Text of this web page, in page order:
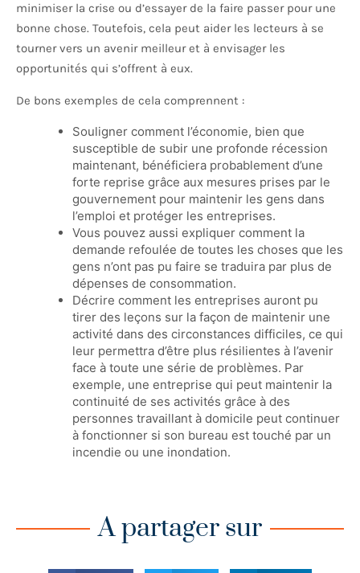
minimiser la crise ou d’essayer de la faire passer pour une
bonne chose. Toutefois, cela peut aider les lecteurs à se
tourner vers un avenir meilleur et à envisager les
opportunités qui s’offrent à eux.
De bons exemples de cela comprennent :
Souligner comment l’économie, bien que
susceptible de subir une profonde récession
maintenant, bénéficiera probablement d’une
forte reprise grâce aux mesures prises par le
gouvernement pour maintenir les gens dans
l’emploi et protéger les entreprises.
Vous pouvez aussi expliquer comment la
demande refoulée de toutes les choses que les
gens n’ont pas pu faire se traduira par plus de
dépenses de consommation.
Décrire comment les entreprises auront pu
tirer des leçons sur la façon de maintenir une
activité dans des circonstances difficiles, ce qui
leur permettra d’être plus résilientes à l’avenir
face à toute une série de problèmes. Par
exemple, une entreprise qui peut maintenir la
continuité de ses activités grâce à des
personnes travaillant à domicile peut continuer
à fonctionner si son bureau est touché par un
incendie ou une inondation.
A partager sur